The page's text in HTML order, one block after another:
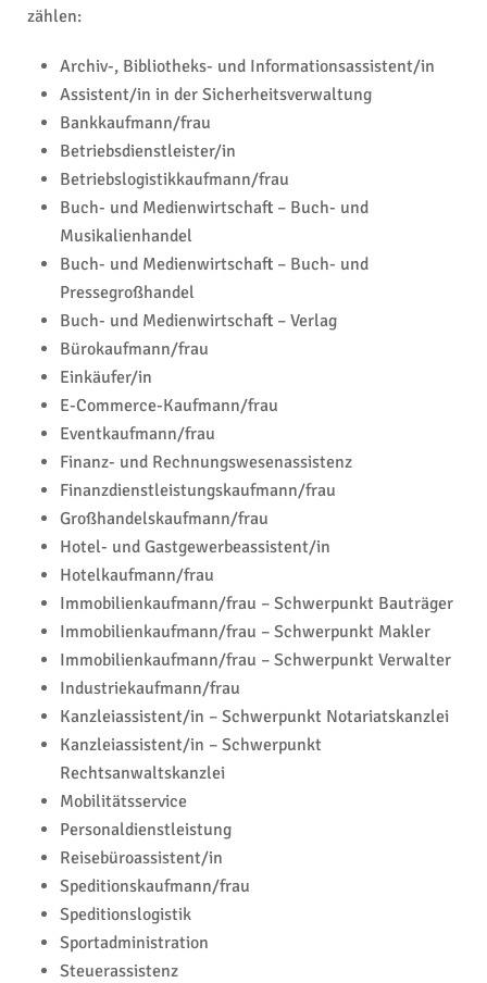
zählen:
Archiv-, Bibliotheks- und Informationsassistent/in
Assistent/in in der Sicherheitsverwaltung
Bankkaufmann/frau
Betriebsdienstleister/in
Betriebslogistikkaufmann/frau
Buch- und Medienwirtschaft – Buch- und
Musikalienhandel
Buch- und Medienwirtschaft – Buch- und
Pressegroßhandel
Buch- und Medienwirtschaft – Verlag
Bürokaufmann/frau
Einkäufer/in
E-Commerce-Kaufmann/frau
Eventkaufmann/frau
Finanz- und Rechnungswesenassistenz
Finanzdienstleistungskaufmann/frau
Großhandelskaufmann/frau
Hotel- und Gastgewerbeassistent/in
Hotelkaufmann/frau
Immobilienkaufmann/frau – Schwerpunkt Bauträger
Immobilienkaufmann/frau – Schwerpunkt Makler
Immobilienkaufmann/frau – Schwerpunkt Verwalter
Industriekaufmann/frau
Kanzleiassistent/in – Schwerpunkt Notariatskanzlei
Kanzleiassistent/in – Schwerpunkt
Rechtsanwaltskanzlei
Mobilitätsservice
Personaldienstleistung
Reisebüroassistent/in
Speditionskaufmann/frau
Speditionslogistik
Sportadministration
Steuerassistenz